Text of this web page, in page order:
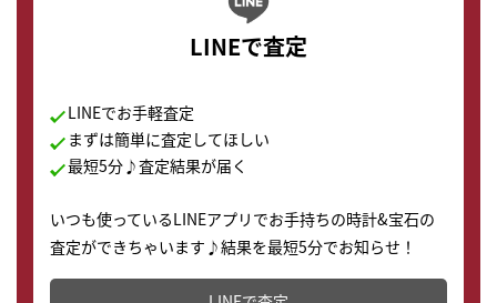
LINEで査定
LINEでお手軽査定
まずは簡単に査定してほしい
最短5分♪査定結果が届く
いつも使っているLINEアプリでお手持ちの時計&宝石の
査定ができちゃいます♪結果を最短5分でお知らせ！
どこからでもすぐに査定金額を知ることが出来ます。